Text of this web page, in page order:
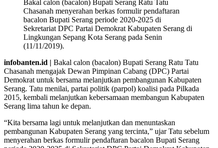
Bakal calon (bacalon) Bupati Serang Ratu Tatu
Chasanah menyerahan berkas formulir pendaftaran
bacalon Bupati Serang periode 2020-2025 di
Sekretariat DPC Partai Demokrat Kabupaten Serang di
Lingkungan Sepang Kota Serang pada Senin
(11/11/2019).
infobanten.id | Bakal calon (bacalon) Bupati Serang Ratu Tatu
Chasanah mengajak Dewan Pimpinan Cabang (DPC) Partai
Demokrat untuk bersama melanjutkan pembangunan Kabupaten
Serang. Tatu menilai, partai politik (parpol) koalisi pada Pilkada
2015, kembali melanjutkan kebersamaan membangun Kabupaten
Serang lima tahun ke depan.
“Kita bersama lagi untuk melanjutkan dan menuntaskan
pembangunan Kabupaten Serang yang tercinta,” ujar Tatu sebelum
menyerahan berkas formulir pendaftaran bacalon Bupati Serang